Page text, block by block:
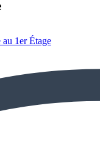
1er Étage